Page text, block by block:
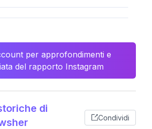
per approfondimenti e
del rapporto Instagram
di
Condividi